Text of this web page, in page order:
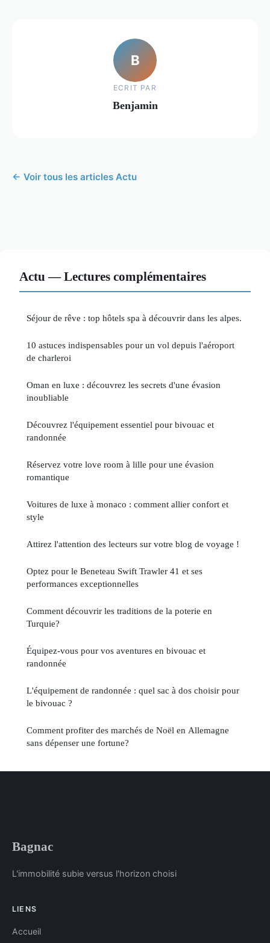
B
ECRIT PAR
Benjamin
← Voir tous les articles Actu
Actu — Lectures complémentaires
Séjour de rêve : top hôtels spa à découvrir dans les alpes.
10 astuces indispensables pour un vol depuis l'aéroport
de charleroi
Oman en luxe : découvrez les secrets d'une évasion
inoubliable
Découvrez l'équipement essentiel pour bivouac et
randonnée
Réservez votre love room à lille pour une évasion
romantique
Voitures de luxe à monaco : comment allier confort et
style
Attirez l'attention des lecteurs sur votre blog de voyage !
Optez pour le Beneteau Swift Trawler 41 et ses
performances exceptionnelles
Comment découvrir les traditions de la poterie en
Turquie?
Équipez-vous pour vos aventures en bivouac et
randonnée
L'équipement de randonnée : quel sac à dos choisir pour
le bivouac ?
Comment profiter des marchés de Noël en Allemagne
sans dépenser une fortune?
Bagnac
L'immobilité subie versus l'horizon choisi
LIENS
Accueil